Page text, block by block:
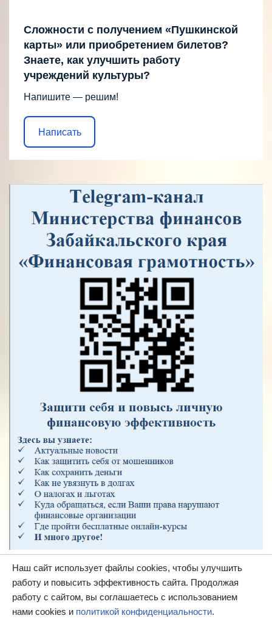
Сложности с получением «Пушкинской
карты» или приобретением билетов?
Знаете, как улучшить работу
учреждений культуры?
Напишите — решим!
Написать
Наш сайт использует файлы cookies, чтобы улучшить
работу и повысить эффективность сайта. Продолжая
работу с сайтом, вы соглашаетесь с использованием
нами cookies и политикой конфиденциальности.